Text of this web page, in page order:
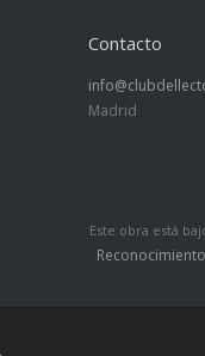
Contacto
Madrid
Este obra está